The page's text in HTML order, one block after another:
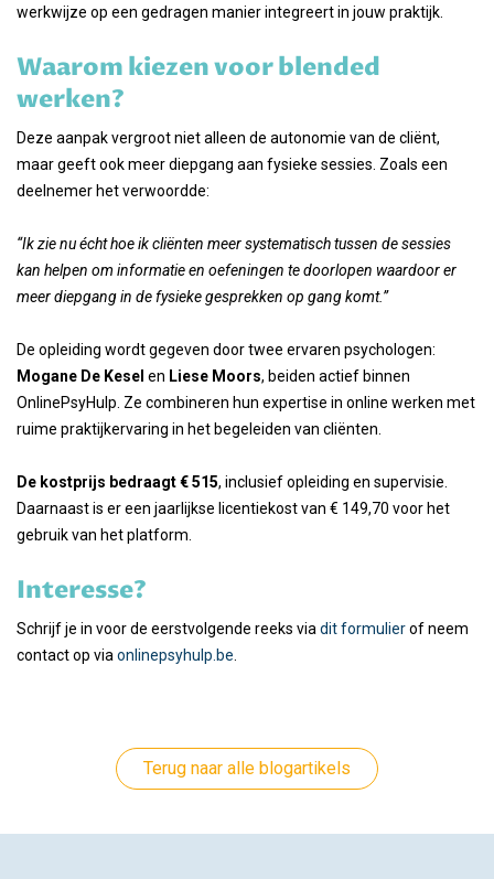
werkwijze op een gedragen manier integreert in jouw praktijk.
Waarom kiezen voor blended
werken?
Deze aanpak vergroot niet alleen de autonomie van de cliënt,
maar geeft ook meer diepgang aan fysieke sessies. Zoals een
deelnemer het verwoordde:
“Ik zie nu écht hoe ik cliënten meer systematisch tussen de sessies
kan helpen om informatie en oefeningen te doorlopen waardoor er
meer diepgang in de fysieke gesprekken op gang komt.”
De opleiding wordt gegeven door twee ervaren psychologen:
Mogane De Kesel en Liese Moors, beiden actief binnen
OnlinePsyHulp. Ze combineren hun expertise in online werken met
ruime praktijkervaring in het begeleiden van cliënten.
De kostprijs bedraagt € 515, inclusief opleiding en supervisie.
Daarnaast is er een jaarlijkse licentiekost van € 149,70 voor het
gebruik van het platform.
Interesse?
Schrijf je in voor de eerstvolgende reeks viadit formulierof neem
contact op viaonlinepsyhulp.be.
Terug naar alle blogartikels